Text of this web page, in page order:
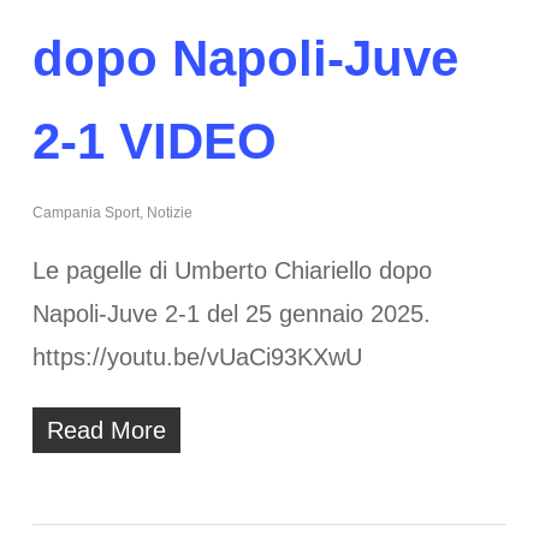
dopo Napoli-Juve
2-1 VIDEO
Campania Sport, Notizie
Le pagelle di Umberto Chiariello dopo
Napoli-Juve 2-1 del 25 gennaio 2025.
https://youtu.be/vUaCi93KXwU
Read More